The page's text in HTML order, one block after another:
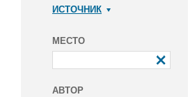
ИСТОЧНИК
МЕСТО
АВТОР